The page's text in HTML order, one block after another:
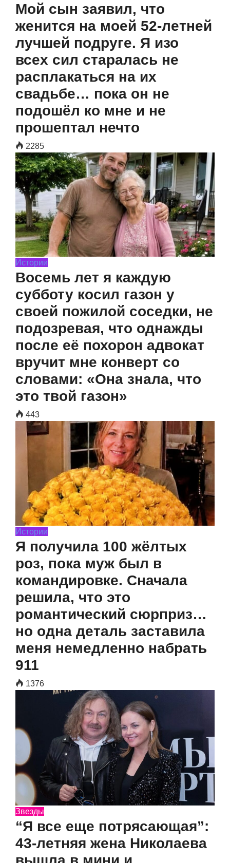
Мой сын заявил, что
женится на моей 52-летней
лучшей подруге. Я изо
всех сил старалась не
расплакаться на их
свадьбе… пока он не
подошёл ко мне и не
прошептал нечто
2285
Истории
Восемь лет я каждую
субботу косил газон у
своей пожилой соседки, не
подозревая, что однажды
после её похорон адвокат
вручит мне конверт со
словами: «Она знала, что
это твой газон»
443
Истории
Я получила 100 жёлтых
роз, пока муж был в
командировке. Сначала
решила, что это
романтический сюрприз…
но одна деталь заставила
меня немедленно набрать
911
1376
Звезды
“Я все еще потрясающая”:
43-летняя жена Николаева